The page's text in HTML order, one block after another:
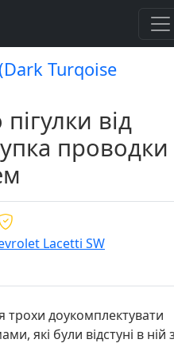
Turqoise
від
проводки
Lacetti SW
трохи доукомплектувати
які були відстуні в ній